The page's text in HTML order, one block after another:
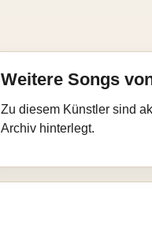
Weitere Songs
Zu diesem Künstler sind
Archiv hinterlegt.